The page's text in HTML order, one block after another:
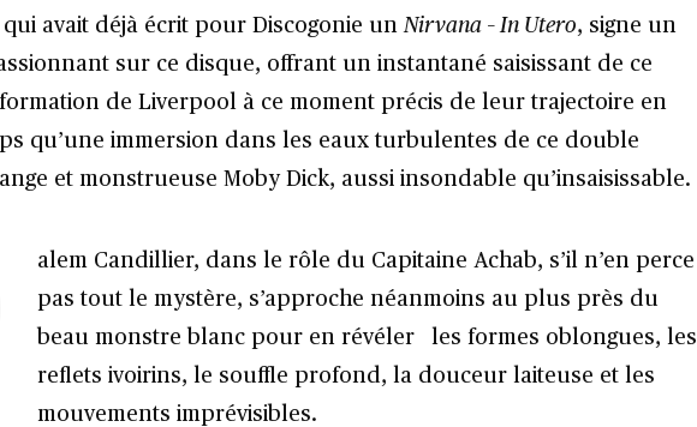
avait déjà écrit pour Discogonie un Nirvana – In Utero, signe un
sur ce disque, offrant un instantané saisissant de ce
formation de Liverpool à ce moment précis de leur trajectoire en
qu’une immersion dans les eaux turbulentes de ce double
et monstrueuse Moby Dick, aussi insondable qu’insaisissable.
alem Candillier, dans le rôle du Capitaine Achab, s’il n’en perce
pas tout le mystère, s’approche néanmoins au plus près du
beau monstre blanc pour en révéler les formes oblongues, les
reflets ivoirins, le souffle profond, la douceur laiteuse et les
mouvements imprévisibles.